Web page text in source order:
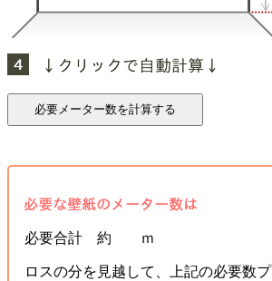
必要合計 約 ｍ
ロスの分を見越して、上記の必要数